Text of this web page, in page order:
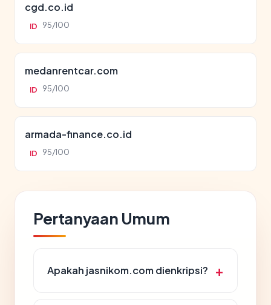
cgd.co.id
ID 95/100
medanrentcar.com
ID 95/100
armada-finance.co.id
ID 95/100
Pertanyaan Umum
Apakah jasnikom.com dienkripsi?